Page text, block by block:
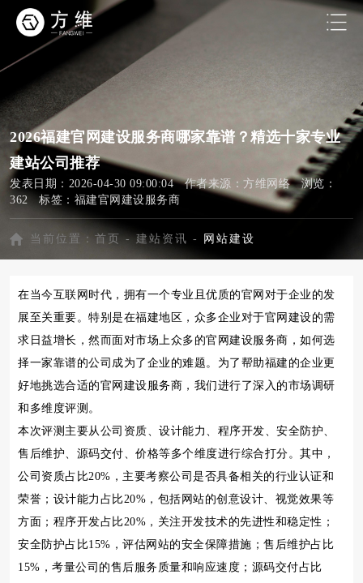
2026福建官网建设服务商哪家靠谱？精选十家专业
建站公司推荐
发表日期：2026-04-30 09:00:04 作者来源：方维网络 浏览：
362 标签： 福建官网建设服务商
当前位置： 首页 - 建站资讯 - 网站建设
在当今互联网时代，拥有一个专业且优质的官网对于企业的发
展至关重要。特别是在福建地区，众多企业对于官网建设的需
求日益增长，然而面对市场上众多的官网建设服务商，如何选
择一家靠谱的公司成为了企业的难题。为了帮助福建的企业更
好地挑选合适的官网建设服务商，我们进行了深入的市场调研
和多维度评测。
本次评测主要从公司资质、设计能力、程序开发、安全防护、
售后维护、源码交付、价格等多个维度进行综合打分。其中，
公司资质占比20%，主要考察公司是否具备相关的行业认证和
荣誉；设计能力占比20%，包括网站的创意设计、视觉效果等
方面；程序开发占比20%，关注开发技术的先进性和稳定性；
安全防护占比15%，评估网站的安全保障措施；售后维护占比
15%，考量公司的售后服务质量和响应速度；源码交付占比